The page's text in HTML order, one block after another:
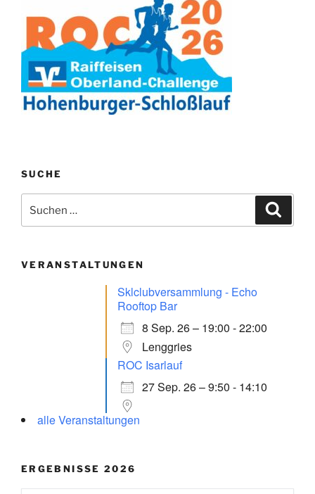
SUCHE
nach:
VERANSTALTUNGEN
Sklclubversammlung - Echo
Rooftop Bar
8 Sep. 26 – 19:00 - 22:00
Lenggries
ROC Isarlauf
27 Sep. 26 – 9:50 - 14:10
alle Veranstaltungen
ERGEBNISSE 2026